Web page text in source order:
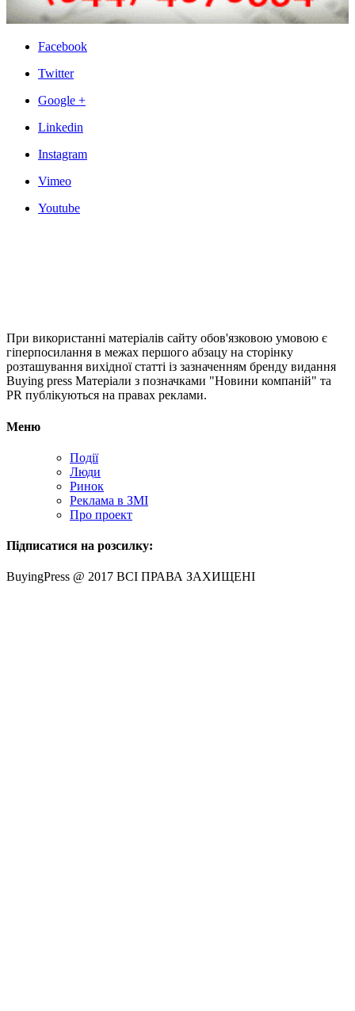
Facebook
Twitter
Google +
Linkedin
Instagram
Vimeo
Youtube
При використанні матеріалів сайту обов'язковою умовою є
гіперпосилання в межах першого абзацу на сторінку
розташування вихідної статті із зазначенням бренду видання
Buying press Матеріали з позначками "Новини компаній" та
PR публікуються на правах реклами.
Меню
Події
Люди
Ринок
Реклама в ЗМІ
Про проект
Підписатися на розсилку:
BuyingPress @ 2017 ВСІ ПРАВА ЗАХИЩЕНІ